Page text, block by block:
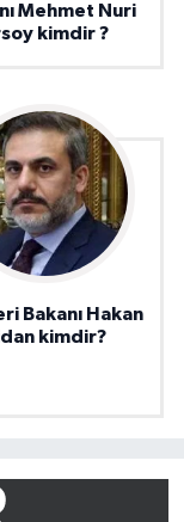
Mehmet Nuri
kimdir ?
Bakanı Hakan
kimdir?